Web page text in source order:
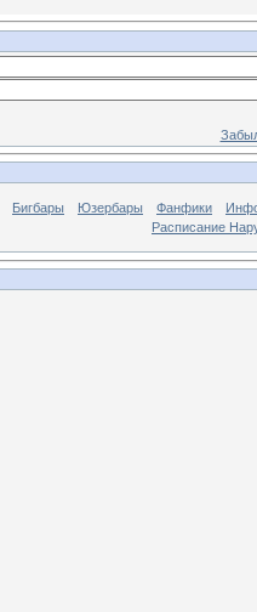
Бигбары Юзербары Фанфики
Расписание